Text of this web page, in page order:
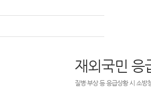
재외국민 응
질병·부상 등 응급상황 시 소방